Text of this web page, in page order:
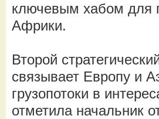
ключевым хабом для
Африки.
Второй
связывает Европу и
грузопотоки в
отметила начальник